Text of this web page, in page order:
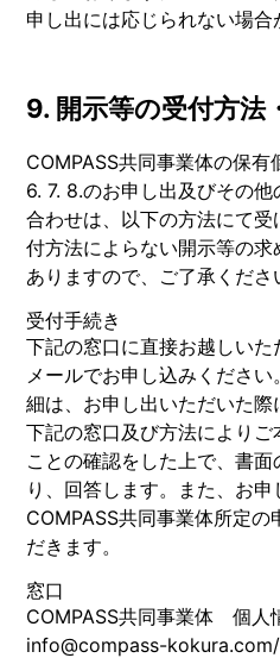
申し出には応じられない場合
9. 開示等の受付方法
COMPASS共同事業体の保
6. 7. 8.のお申し出及びその
合わせは、以下の方法にて
付方法によらない開示等の
ありますので、ご了承くださ
受付手続き
下記の窓口に直接お越しい
メールでお申し込みくださ
細は、お申し出いただいた際
下記の窓口及び方法により
ことの確認をした上で、書
り、回答します。また、お申
COMPASS共同事業体所定
だきます。
窓口
COMPASS共同事業体 個人
info@compass-